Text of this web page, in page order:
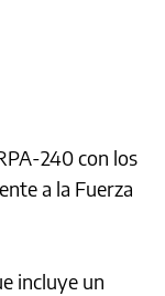
240 con los
a la Fuerza
incluye un